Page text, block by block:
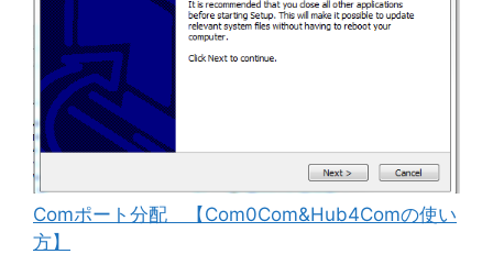
Comポート分配 【Com0Com&Hub4Comの使い
方】